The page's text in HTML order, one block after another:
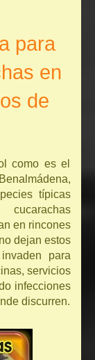
para
en
de
como es el
típicas
en rincones
dejan estos
para
servicios
infecciones
discurren.